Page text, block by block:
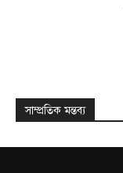
সাম্প্রতিক মন্তব্য